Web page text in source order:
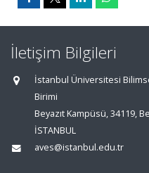
İletişim Bilgileri
İstanbul Üniversitesi
Birimi
Beyazıt Kampüsü, 34119,
İSTANBUL
aves@istanbul.edu.tr